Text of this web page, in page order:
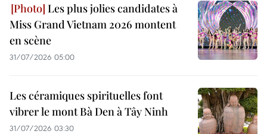
Les plus jolies candidates à
Miss Grand Vietnam 2026 montent
en scène
31/07/2026 05:00
Les céramiques spirituelles font
vibrer le mont Bà Den à Tây Ninh
31/07/2026 03:30